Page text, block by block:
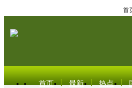
首
首页 最新 热点